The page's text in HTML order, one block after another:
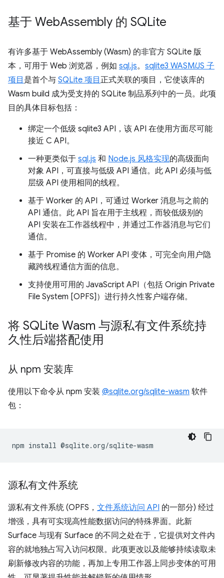
基于 WebAssembly 的 SQLite
有许多基于 WebAssembly (Wasm) 的非官方 SQLite 版
本，可用于 Web 浏览器，例如 sql.js。 sqlite3 WASM/JS 子
项目 是首个与 SQLite 项目 正式关联的项目，它使该库的
Wasm build 成为受支持的 SQLite 制品系列中的一员。此项
目的具体目标包括：
绑定一个低级 sqlite3 API，该 API 在使用方面尽可能
接近 C API。
一种更类似于 sql.js 和 Node.js 风格实现的高级面向
对象 API，可直接与低级 API 通信。此 API 必须与低
层级 API 使用相同的线程。
基于 Worker 的 API，可通过 Worker 消息与之前的
API 通信。此 API 旨在用于主线程，而较低级别的
API 安装在工作器线程中，并通过工作器消息与它们
通信。
基于 Promise 的 Worker API 变体，可完全向用户隐
藏跨线程通信方面的信息。
支持使用可用的 JavaScript API（包括 Origin Private
File System [OPFS]）进行持久性客户端存储。
将 SQLite Wasm 与源私有文件系统持
久性后端搭配使用
从 npm 安装库
使用以下命令从 npm 安装 @sqlite.org/sqlite-wasm 软件
包：
npm install
源私有文件系统
源私有文件系统 (OPFS， 文件系统访问 API 的一部分) 经过
增强，具有可实现高性能数据访问的特殊界面。此新
Surface 与现有 Surface 的不同之处在于，它提供对文件内
容的就地独占写入访问权限。此项更改以及能够持续读取未
刷新修改内容的功能，再加上专用工作器上同步变体的可用